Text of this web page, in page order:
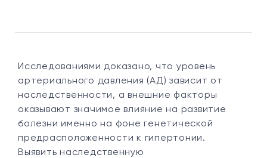
Исследованиями доказано, что уровень
артериального давления (АД) зависит от
наследственности, а внешние факторы
оказывают значимое влияние на развитие
болезни именно на фоне генетической
предрасположенности к гипертонии.
Выявить наследственную